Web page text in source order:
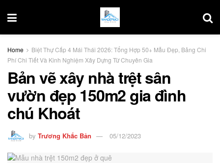
Home
Biệt Thự Cấp 4 Mái Thái 2026: Tổng Hợp 50+ Mẫu Đẹp, Bảng Chi
Phí Chi Tiết Và Kinh Nghiệm Xây Dựng Từ Chuyên Gia
Bản vẽ xây nhà trệt sân
vườn đẹp 150m2 gia đình
chú Khoát
by Trương Khắc Bản 05/12/2023